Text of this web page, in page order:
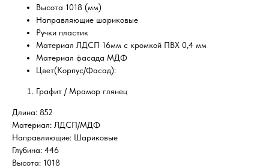
Высота 1018 (мм)
Направляющие шариковые
Ручки пластик
Материал ЛДСП 16мм с кромкой ПВХ 0,4 мм
Материал фасада МДФ
Цвет(Корпус/Фасад):
Графит / Мрамор глянец
Длина: 852
Материал: ЛДСП/МДФ
Направляющие: Шариковые
Глубина: 446
Высота: 1018